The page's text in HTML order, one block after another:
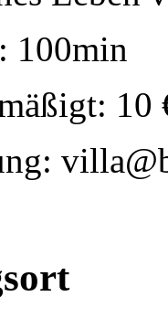
100min
10